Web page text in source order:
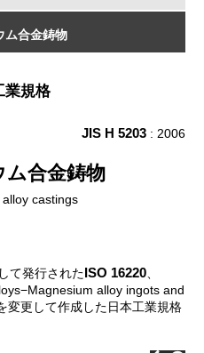
ム合金鋳物
業規格
JIS H 5203 : 2006
合金鋳物
castings
て発行されたISO 16220
alloy ingots and
変更して作成した日本工業規格